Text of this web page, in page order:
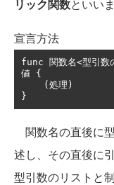
リック関数といいま
宣言方法
func 関数名<型引
値 {
(処理)
}
関数名の直後に
述し、その直後に
型引数のリストと